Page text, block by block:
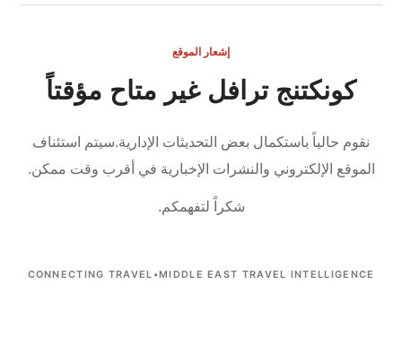
إشعار الموقع
كونكتنج ترافل غير متاح مؤقتاً
نقوم حالياً باستكمال بعض التحديثات الإدارية.سيتم استئناف
الموقع الإلكتروني والنشرات الإخبارية في أقرب وقت ممكن.
شكراً لتفهمكم.
CONNECTING TRAVEL •MIDDLE EAST TRAVEL INTELLIGENCE